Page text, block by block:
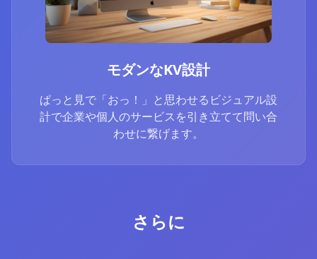
モダンなKV設計
ぱっと見で「おっ！」と思わせるビジュアル設
計で企業や個人のサービスを引き立てて問い合
わせに繋げます。
さらに